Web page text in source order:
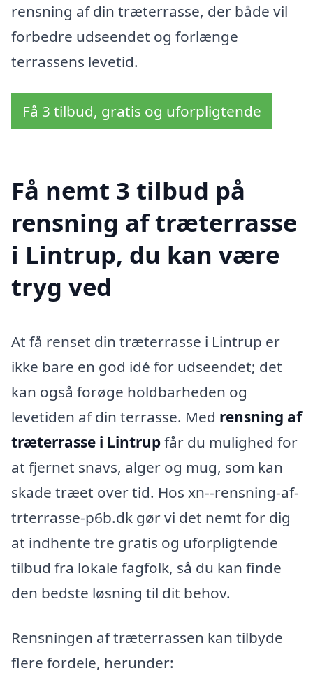
rensning af din træterrasse, der både vil
forbedre udseendet og forlænge
terrassens levetid.
Få 3 tilbud, gratis og uforpligtende
Få nemt 3 tilbud på
rensning af træterrasse
i Lintrup, du kan være
tryg ved
At få renset din træterrasse i Lintrup er
ikke bare en god idé for udseendet; det
kan også forøge holdbarheden og
levetiden af din terrasse. Med rensning af
træterrasse i Lintrupfår du mulighed for
at fjernet snavs, alger og mug, som kan
skade træet over tid. Hos xn--rensning-af-
trterrasse-p6b.dk gør vi det nemt for dig
at indhente tre gratis og uforpligtende
tilbud fra lokale fagfolk, så du kan finde
den bedste løsning til dit behov.
Rensningen af træterrassen kan tilbyde
flere fordele, herunder: